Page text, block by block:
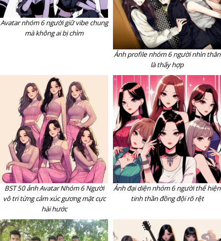
Avatar nhóm 6 người giữ vibe chung
mà không ai bị chìm
Ảnh profile nhóm 6 người nhìn thân
là thấy hợp
BST 50 ảnh Avatar Nhóm 6 Người
vô tri từng cảm xúc gương mặt cực
hài hước
Ảnh đại diện nhóm 6 người thể hiện
tinh thần đồng đội rõ rệt